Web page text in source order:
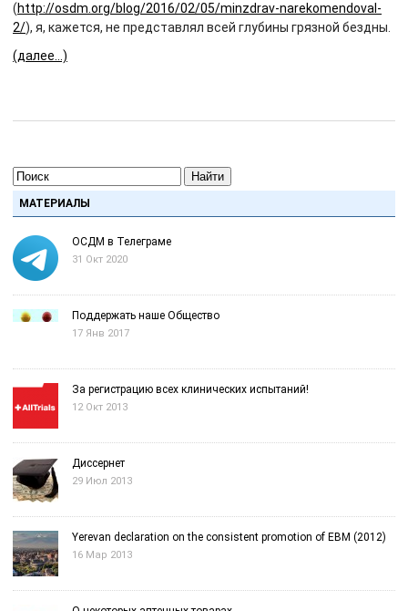
(http://osdm.org/blog/2016/02/05/minzdrav-narekomendoval-
2/), я, кажется, не представлял всей глубины грязной бездны.
(далее…)
Найти
МАТЕРИАЛЫ
ОСДМ в Телеграме
31 Окт 2020
Поддержать наше Общество
17 Янв 2017
За регистрацию всех клинических испытаний!
12 Окт 2013
Диссернет
29 Июл 2013
Yerevan declaration on the consistent promotion of EBM (2012)
16 Мар 2013